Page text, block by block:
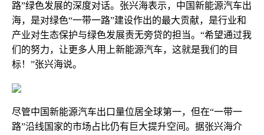
路”绿色发展的深度对话。张兴海表示，中国新能源汽车出
海，是对绿色“一带一路”建设作出的最大贡献，是行业和
产业对生态保护与绿色发展责无旁贷的担当。“希望通过我
们的努力，让更多人用上新能源汽车，这就是我们的目
标！”张兴海说。
尽管中国新能源汽车出口量位居全球第一，但在“一带一
路”沿线国家的市场占比仍有巨大提升空间。据张兴海介